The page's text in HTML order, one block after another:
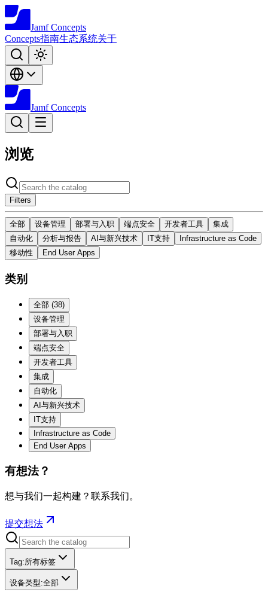
Jamf Concepts
Concepts指南生态系统关于
Jamf Concepts
浏览
Filters
全部 设备管理 部署与入职 端点安全 开发者工具
集成
自动化
分析与报告 AI与新兴技术 IT支持
Infrastructure as Code
移动性
End User Apps
类别
全部 (38)
设备管理
部署与入职
端点安全
开发者工具
集成
自动化
AI与新兴技术
IT支持
Infrastructure as Code
End User Apps
有想法？
想与我们一起构建？联系我们。
提交想法
Tag:所有标签
设备类型:全部